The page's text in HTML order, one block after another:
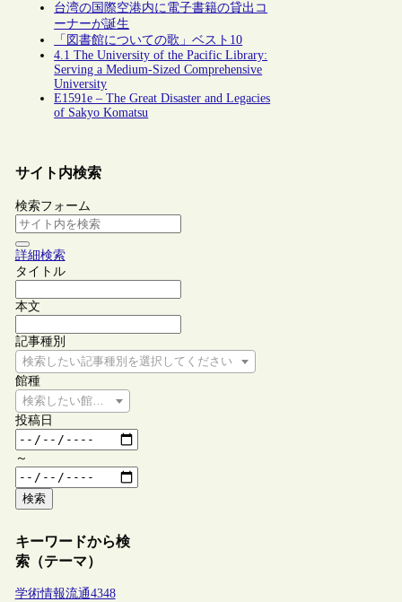
台湾の国際空港内に電子書籍の貸出コ
ーナーが誕生
「図書館についての歌」ベスト10
4.1 The University of the Pacific Library:
Serving a Medium-Sized Comprehensive
University
E1591e – The Great Disaster and Legacies
of Sakyo Komatsu
サイト内検索
検索フォーム
詳細検索
タイトル
本文
記事種別
検索したい記事種別を選択してください
館種
検索したい館種を選択してください
投稿日
～
検索
キーワードから検
索（テーマ）
学術情報流通4348